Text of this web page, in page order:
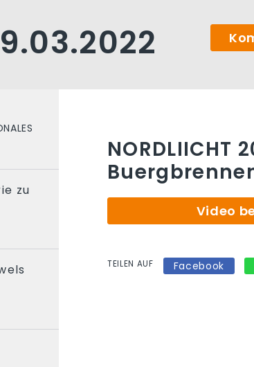
zu
NORDLIICHT
Video
TEILEN AUF Facebook